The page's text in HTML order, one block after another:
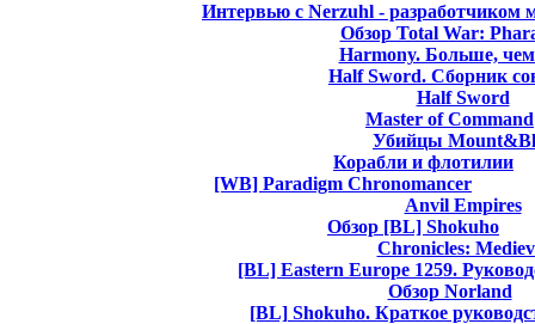
Интервью с Nerzuhl - разработчиком
Обзор Total War:
Harmony. Больше,
Half Sword. Сборник
Half Sword
Master of Command
Убийцы
Корабли и флотилии
[WB] Paradigm Chronomancer
Anvil Empires
Обзор [BL] Shokuho
Chronicles:
[BL] Eastern Europe 1259.
Обзор Norland
[BL] Shokuho. Краткое